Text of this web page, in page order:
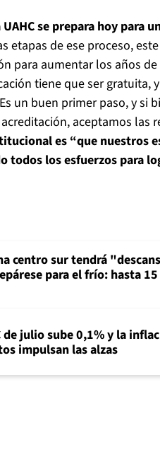
se prepara hoy para
etapas de ese proceso,
para aumentar los años
tiene que ser gratuita,
un buen primer paso, y si
aceptamos las
es “que nuestros
todos los esfuerzos para
centro sur tendrá
para el frío: hasta
de julio sube 0,1% y la
impulsan las alzas